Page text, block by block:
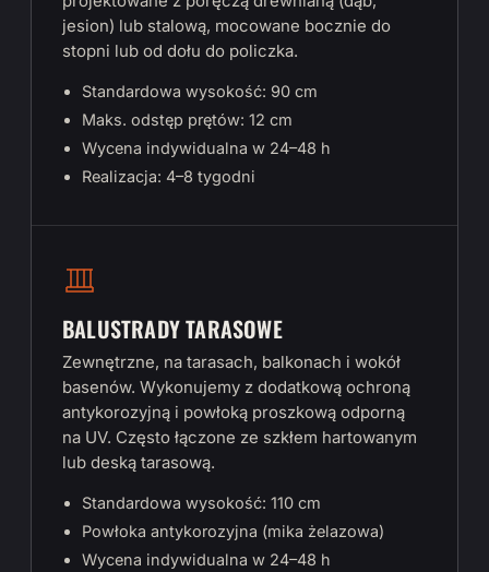
jesion) lub stalową, mocowane bocznie do
stopni lub od dołu do policzka.
Standardowa wysokość: 90 cm
Maks. odstęp prętów: 12 cm
Wycena indywidualna w 24–48 h
Realizacja: 4–8 tygodni
BALUSTRADY TARASOWE
Zewnętrzne, na tarasach, balkonach i wokół
basenów. Wykonujemy z dodatkową ochroną
antykorozyjną i powłoką proszkową odporną
na UV. Często łączone ze szkłem hartowanym
lub deską tarasową.
Standardowa wysokość: 110 cm
Powłoka antykorozyjna (mika żelazowa)
Wycena indywidualna w 24–48 h